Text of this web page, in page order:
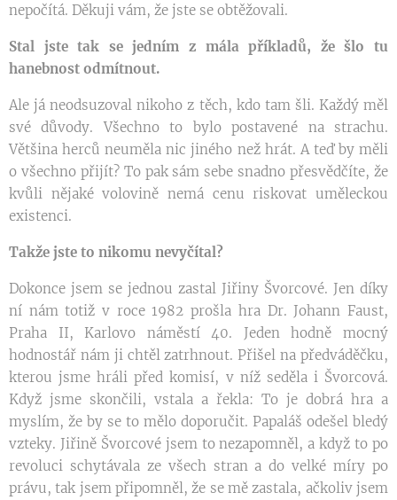
nepočítá. Děkuji vám, že jste se obtěžovali.
Stal jste tak se jedním z mála příkladů, že šlo tu
hanebnost odmítnout.
Ale já neodsuzoval nikoho z těch, kdo tam šli. Každý měl
své důvody. Všechno to bylo postavené na strachu.
Většina herců neuměla nic jiného než hrát. A teď by měli
o všechno přijít? To pak sám sebe snadno přesvědčíte, že
kvůli nějaké volovině nemá cenu riskovat uměleckou
existenci.
Takže jste to nikomu nevyčítal?
Dokonce jsem se jednou zastal Jiřiny Švorcové. Jen díky
ní nám totiž v roce 1982 prošla hra Dr. Johann Faust,
Praha II, Karlovo náměstí 40. Jeden hodně mocný
hodnostář nám ji chtěl zatrhnout. Přišel na předváděčku,
kterou jsme hráli před komisí, v níž seděla i Švorcová.
Když jsme skončili, vstala a řekla: To je dobrá hra a
myslím, že by se to mělo doporučit. Papaláš odešel bledý
vzteky. Jiřině Švorcové jsem to nezapomněl, a když to po
revoluci schytávala ze všech stran a do velké míry po
právu, tak jsem připomněl, že se mě zastala, ačkoliv jsem